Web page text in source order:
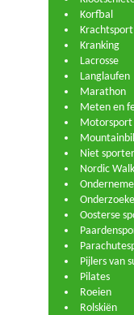
Korfbal
Krachtsport
Kranking
Lacrosse
Langlaufen
Marathon
Meten en
Motorsport
Niet
Nordic
Oosterse
Pijlers van
Pilates
Roeien
Rolskiën